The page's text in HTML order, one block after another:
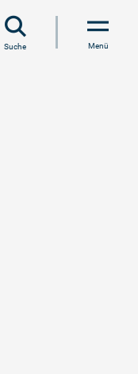
Suche Menü